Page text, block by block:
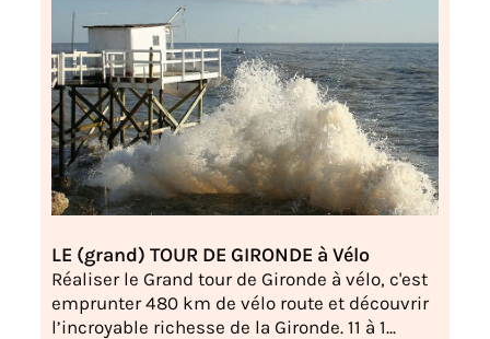
LE (grand) TOUR DE GIRONDE à Vélo
Réaliser le Grand tour de Gironde à vélo, c'est
emprunter 480 km de vélo route et découvrir
l’incroyable richesse de la Gironde. 11 à 1...